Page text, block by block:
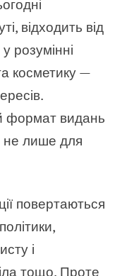
відходить від
розумінні
косметику —
формат видань
не лише для
повертаються
і
тощо. Проте